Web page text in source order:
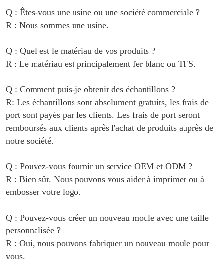
Q : Êtes-vous une usine ou une société commerciale ?
R : Nous sommes une usine.
Q : Quel est le matériau de vos produits ?
R : Le matériau est principalement fer blanc ou TFS.
Q : Comment puis-je obtenir des échantillons ?
R: Les échantillons sont absolument gratuits, les frais de
port sont payés par les clients. Les frais de port seront
remboursés aux clients après l'achat de produits auprès de
notre société.
Q : Pouvez-vous fournir un service OEM et ODM ?
R : Bien sûr. Nous pouvons vous aider à imprimer ou à
embosser votre logo.
Q : Pouvez-vous créer un nouveau moule avec une taille
personnalisée ?
R : Oui, nous pouvons fabriquer un nouveau moule pour
vous.